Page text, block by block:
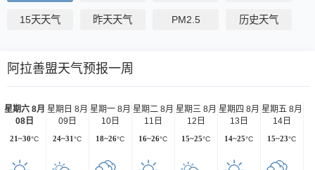
15天天气 昨天天气 PM2.5 历史天气
阿拉善盟天气预报一周
星期六 8月
08日
21~30°C
星期日 8月
09日
24~31°C
星期一 8月
10日
18~26°C
星期二 8月
11日
16~26°C
星期三 8月
12日
15~25°C
星期四 8月
13日
14~25°C
星期五 8月
14日
15~23°C